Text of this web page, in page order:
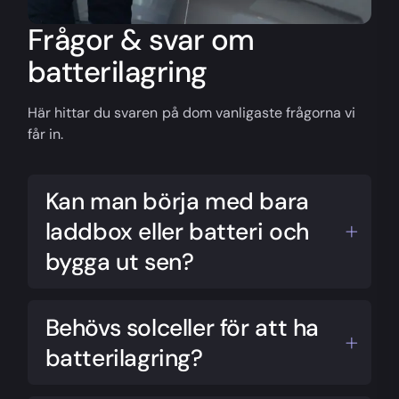
Frågor & svar om
batterilagring
Här hittar du svaren på dom vanligaste frågorna vi
får in.
Kan man börja med bara
laddbox eller batteri och
bygga ut sen?
eller batteriet och utveckla sin anläggning över
tid. Ett tips är att installera laddboxen eller
batteriet när vi ändå är där. Det sparar både
Behövs solceller för att ha
batterilagring?